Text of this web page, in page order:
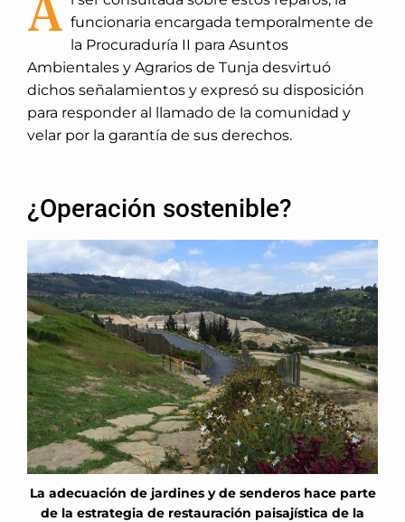
A funcionaria encargada temporalmente de
la Procuraduría II para Asuntos
Ambientales y Agrarios de Tunja desvirtuó
dichos señalamientos y expresó su disposición
para responder al llamado de la comunidad y
velar por la garantía de sus derechos.
¿Operación sostenible?
La adecuación de jardines y de senderos hace parte
de la estrategia de restauración paisajística de la